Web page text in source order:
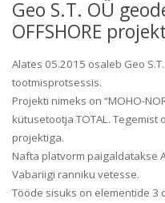
Geo S.T. OÜ
OFFSHORE
Alates 05.2015 osaleb Geo
tootmisprotsessis.
Projekti nimeks on “MOHO-
kütusetootja TOTAL. Tegemist
projektiga.
Nafta platvorm paigaldatakse
Vabariigi ranniku vetesse.
Tööde sisuks on elementide